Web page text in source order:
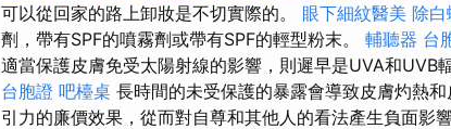
可以從回家的路上卸妝是不切實際的。 眼下細紋醫美 除白
劑，帶有SPF的噴霧劑或帶有SPF的輕型粉末。 輔聽器 台
適當保護皮膚免受太陽射線的影響，則遲早是UVA和UVB
台胞證 吧檯桌 長時間的未受保護的暴露會導致皮膚灼熱
引力的廉價效果，從而對自尊和其他人的看法產生負面影